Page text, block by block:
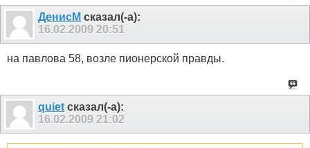
ДенисМ сказал(-а):
16.02.2009 20:51
на павлова 58, возле пионерской правды.
quiet сказал(-а):
16.02.2009 21:02